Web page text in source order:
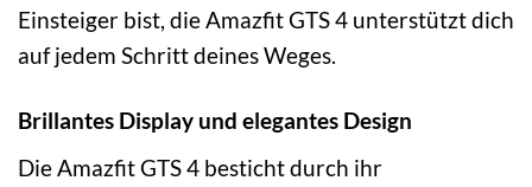
Einsteiger bist, die Amazfit GTS 4 unterstützt dich
auf jedem Schritt deines Weges.
Brillantes Display und elegantes Design
Die Amazfit GTS 4 besticht durch ihr